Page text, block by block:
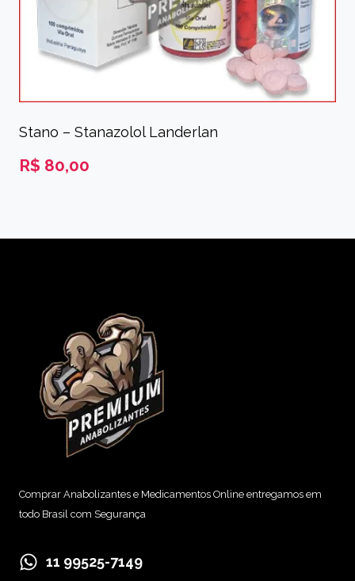
Stano – Stanazolol Landerlan
R$ 80,00
Comprar Anabolizantes e Medicamentos Online entregamos em
todo Brasil com Segurança
11 99525-7149